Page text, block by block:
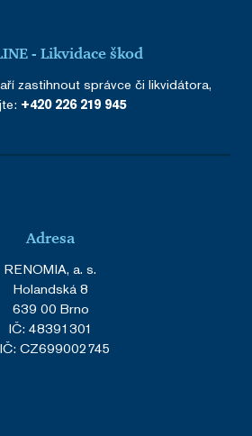
- Likvidace škod
zastihnout správce či likvidátora,
+420 226 219 945
Adresa
RENOMIA, a. s.
Holandská 8
639 00 Brno
IČ: 48391301
CZ699002745